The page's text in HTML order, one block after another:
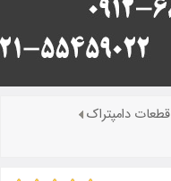
قطعات دامپتراک